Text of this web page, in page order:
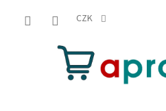
CZK